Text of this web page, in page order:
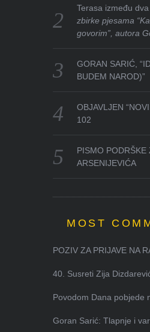
Terasa između
zbirke pjesama
govorim”, autora
GORAN SARIĆ,
BUDEM NAROD)”
OBJAVLJEN
102
PISMO PODRŠKE
ARSENIJEVIĆA
MOST
POZIV ZA PRIJAVE NA
40. Susreti Zija
Povodom Dana pobjede
Goran Sarić: Tlapnje i